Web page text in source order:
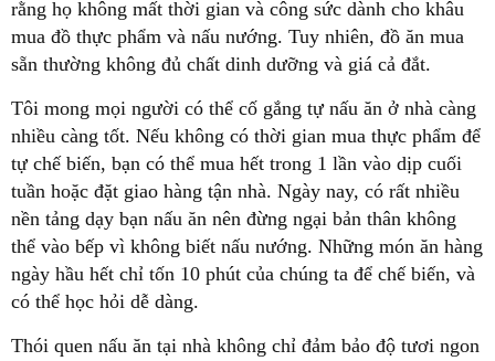
rằng họ không mất thời gian và công sức dành cho khâu
mua đồ thực phẩm và nấu nướng. Tuy nhiên, đồ ăn mua
sẵn thường không đủ chất dinh dưỡng và giá cả đắt.
Tôi mong mọi người có thể cố gắng tự nấu ăn ở nhà càng
nhiều càng tốt. Nếu không có thời gian mua thực phẩm để
tự chế biến, bạn có thể mua hết trong 1 lần vào dịp cuối
tuần hoặc đặt giao hàng tận nhà. Ngày nay, có rất nhiều
nền tảng dạy bạn nấu ăn nên đừng ngại bản thân không
thể vào bếp vì không biết nấu nướng. Những món ăn hàng
ngày hầu hết chỉ tốn 10 phút của chúng ta để chế biến, và
có thể học hỏi dễ dàng.
Thói quen nấu ăn tại nhà không chỉ đảm bảo độ tươi ngon